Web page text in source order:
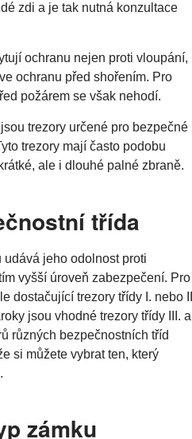
zdi a je tak nutná konzultace
ochranu nejen proti vloupání,
ochranu před shořením. Pro
požárem se však nehodí.
trezory určené pro bezpečné
trezory mají často podobu
ale i dlouhé palné zbraně.
třída
udává jeho odolnost proti
vyšší úroveň zabezpečení. Pro
dostačující trezory třídy I. nebo
jsou vhodné trezory třídy III. a
různých bezpečnostních tříd
si můžete vybrat ten, který
zámku